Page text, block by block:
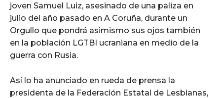
joven Samuel Luiz, asesinado de una paliza en
julio del año pasado en A Coruña, durante un
Orgullo que pondrá asimismo sus ojos también
en la población LGTBI ucraniana en medio de la
guerra con Rusia.
Así lo ha anunciado en rueda de prensa la
presidenta de la Federación Estatal de Lesbianas,